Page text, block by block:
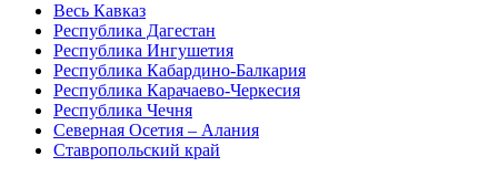
Весь Кавказ
Республика Дагестан
Республика Ингушетия
Республика Кабардино-Балкария
Республика Карачаево-Черкесия
Республика Чечня
Северная Осетия – Алания
Ставропольский край